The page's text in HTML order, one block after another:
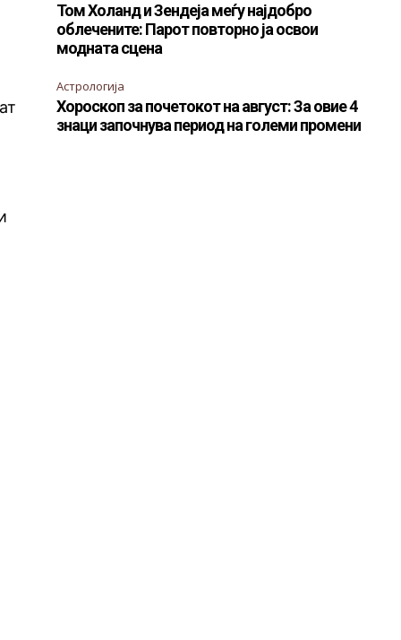
Том Холанд и Зендеја меѓу најдобро
облечените: Парот повторно ја освои
модната сцена
Астрологија
Хороскоп за почетокот на август: За овие 4
знаци започнува период на големи промени